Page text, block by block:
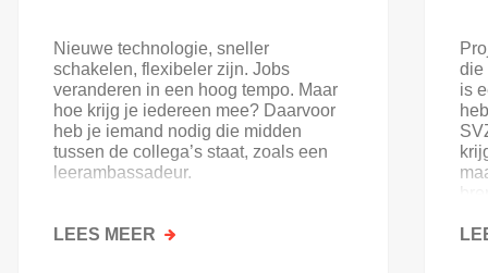
Nieuwe technologie, sneller
schakelen, flexibeler zijn. Jobs
veranderen in een hoog tempo. Maar
hoe krijg je iedereen mee? Daarvoor
heb je iemand nodig die midden
tussen de collega’s staat, zoals een
leerambassadeur.
LEES MEER OVER
die
is